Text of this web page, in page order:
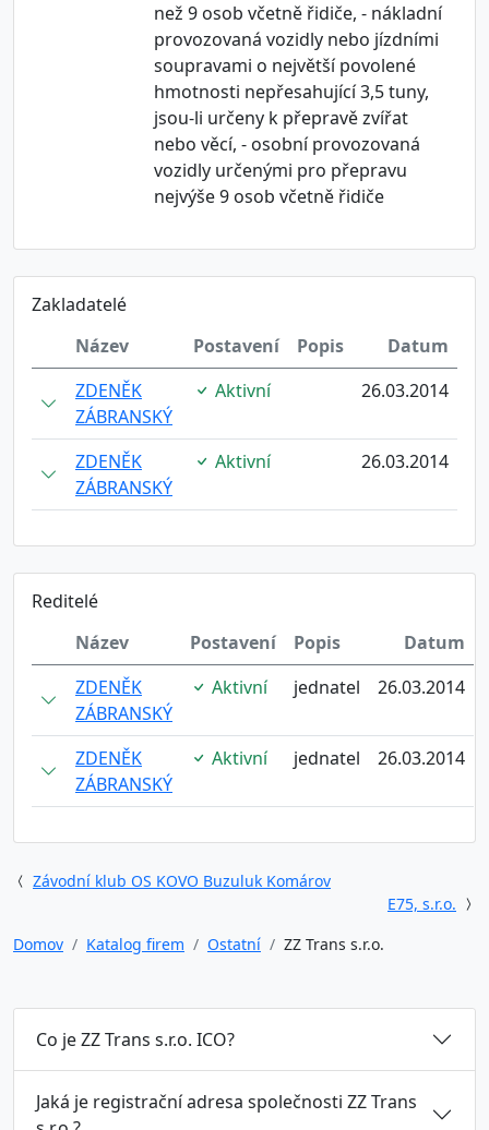
než 9 osob včetně řidiče, - nákladní
provozovaná vozidly nebo jízdními
soupravami o největší povolené
hmotnosti nepřesahující 3,5 tuny,
jsou-li určeny k přepravě zvířat
nebo věcí, - osobní provozovaná
vozidly určenými pro přepravu
nejvýše 9 osob včetně řidiče
Zakladatelé
Název
Postavení Popis
Datum
ZDENĚK
ZÁBRANSKÝ
Aktivní 26.03.2014
ZDENĚK
ZÁBRANSKÝ
Aktivní 26.03.2014
Reditelé
Název
Postavení Popis
Datum
ZDENĚK
ZÁBRANSKÝ
Aktivní jednatel 26.03.2014
ZDENĚK
ZÁBRANSKÝ
Aktivní jednatel 26.03.2014
Závodní klub OS KOVO Buzuluk Komárov
E75, s.r.o.
Domov
Katalog firem Ostatní ZZ Trans s.r.o.
Co je ZZ Trans s.r.o. ICO?
Jaká je registrační adresa společnosti ZZ Trans